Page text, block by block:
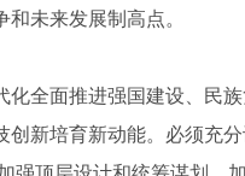
未来发展制高点。
全面推进强国建设、民族
新培育新动能。必须充